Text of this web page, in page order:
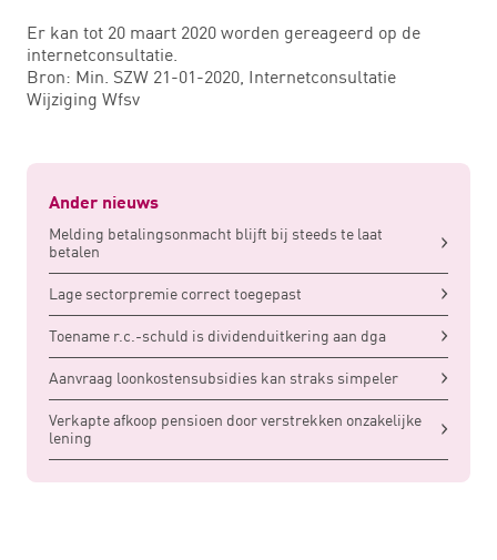
Er kan tot 20 maart 2020 worden gereageerd op de
internetconsultatie.
Bron: Min. SZW 21-01-2020, Internetconsultatie
Wijziging Wfsv
Ander nieuws
Melding betalingsonmacht blijft bij steeds te laat
betalen
Lage sectorpremie correct toegepast
Toename r.c.-schuld is dividenduitkering aan dga
Aanvraag loonkostensubsidies kan straks simpeler
Verkapte afkoop pensioen door verstrekken onzakelijke
lening